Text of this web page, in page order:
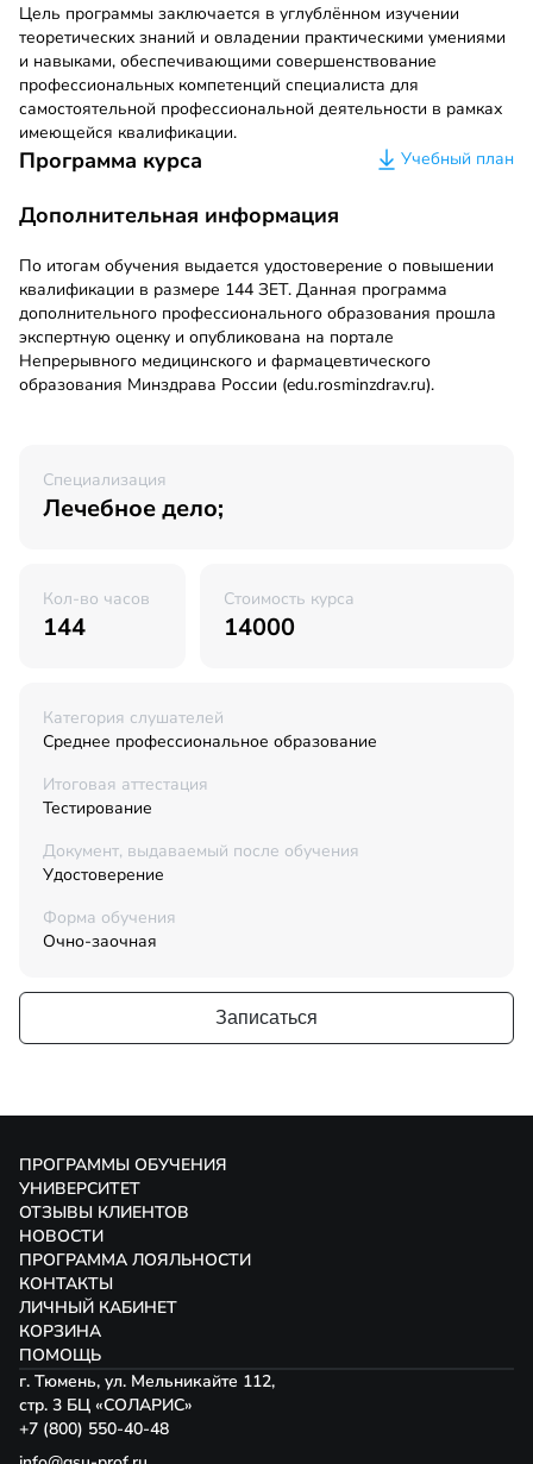
Цель программы заключается в углублённом изучении
теоретических знаний и овладении практическими умениями
и навыками, обеспечивающими совершенствование
профессиональных компетенций специалиста для
самостоятельной профессиональной деятельности в рамках
имеющейся квалификации.
Программа курса Учебный план
Дополнительная информация
По итогам обучения выдается удостоверение о повышении
квалификации в размере 144 ЗЕТ. Данная программа
дополнительного профессионального образования прошла
экспертную оценку и опубликована на портале
Непрерывного медицинского и фармацевтического
образования Минздрава России (edu.rosminzdrav.ru).
Специализация
Лечебное дело;
Кол-во часов
144
Стоимость курса
14000
Категория слушателей
Среднее профессиональное образование
Итоговая аттестация
Тестирование
Документ, выдаваемый после обучения
Удостоверение
Форма обучения
Очно-заочная
Записаться
ПРОГРАММЫ ОБУЧЕНИЯ
УНИВЕРСИТЕТ
ОТЗЫВЫ КЛИЕНТОВ
НОВОСТИ
ПРОГРАММА ЛОЯЛЬНОСТИ
КОНТАКТЫ
ЛИЧНЫЙ КАБИНЕТ
КОРЗИНА
ПОМОЩЬ
г. Тюмень, ул. Мельникайте 112,
стр. 3 БЦ «СОЛАРИС»
+7 (800) 550-40-48